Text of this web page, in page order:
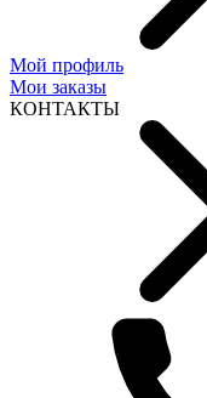
Мой профиль
Мои заказы
КОНТАКТЫ